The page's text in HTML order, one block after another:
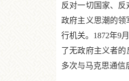
反对一切国家、
政府主义思潮的领
行机关。1872年9
了无政府主义者
多次与马克思通信